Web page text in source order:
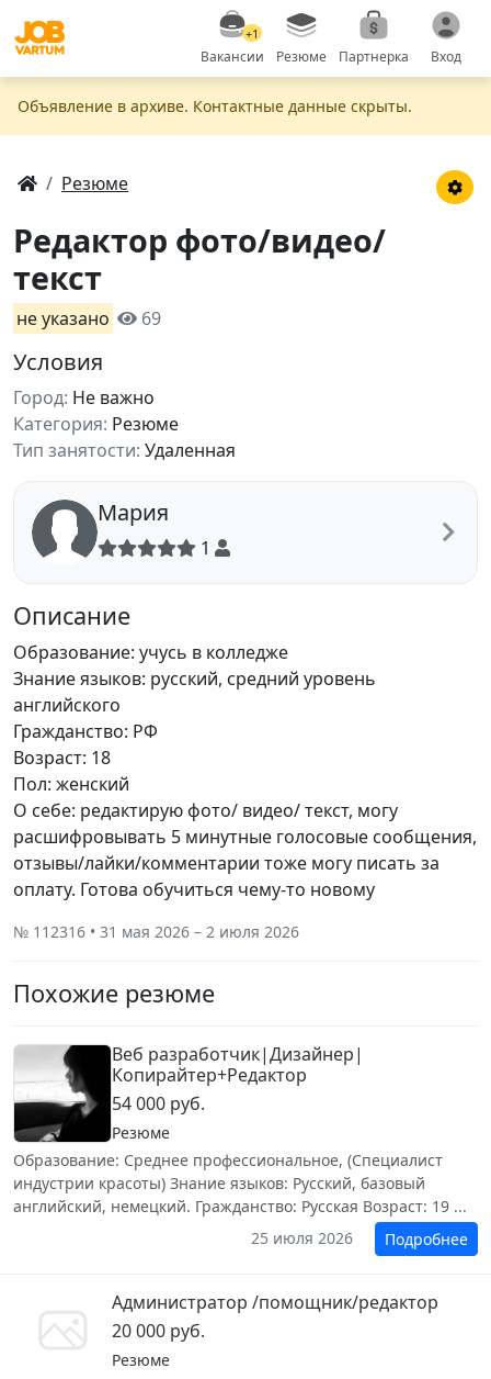
+1
Вакансии Резюме Партнерка Вход
Объявление в apxивe. Контактные данные скрыты.
Резюме
Редактор фото/видео/
текст
не указано 69
Условия
Город: Не важно
Категория: Резюме
Тип занятости: Удаленная
Мария
1
Описание
Образование: учусь в колледже
Знание языков: русский, средний уровень
английского
Гражданство: РФ
Возраст: 18
Пол: женский
О себе: редактирую фото/ видео/ текст, могу
расшифровывать 5 минутные голосовые сообщения,
отзывы/лайки/комментарии тоже могу писать за
оплату. Готова обучиться чему-то новому
№ 112316 • 31 мая 2026 – 2 июля 2026
Похожие резюме
Веб разработчик|Дизайнер|
Копирайтер+Редактор
54 000 руб.
Резюме
Образование: Среднее профессиональное, (Специалист
индустрии красоты) Знание языков: Русский, базовый
английский, немецкий. Гражданство: Русская Возраст: 19 ...
25 июля 2026
Подробнее
Администратор /помощник/редактор
20 000 руб.
Резюме